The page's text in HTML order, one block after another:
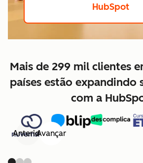
HubSpot
Mais de 299 mil clientes
países estão expandindo
com a
AnteriorAvançar